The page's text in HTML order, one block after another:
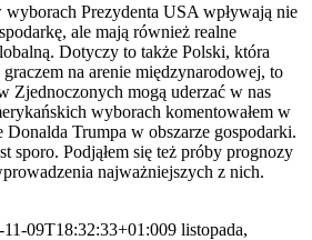
Prezydenta USA wpływają nie
ale mają również realne
Dotyczy to także Polski, która
na arenie międzynarodowej, to
Zjednoczonych mogą uderzać w nas
wyborach komentowałem w
Trumpa w obszarze gospodarki.
sporo. Podjąłem się też próby prognozy
najważniejszych z nich.
11-09T18:32:33+01:009 listopada,